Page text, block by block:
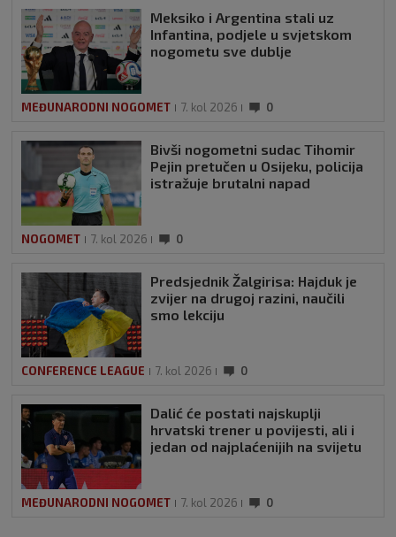
Meksiko i Argentina stali uz
Infantina, podjele u svjetskom
nogometu sve dublje
MEĐUNARODNI NOGOMET 7. kol 2026 0
Bivši nogometni sudac Tihomir
Pejin pretučen u Osijeku, policija
istražuje brutalni napad
NOGOMET 7. kol 2026 0
Predsjednik Žalgirisa: Hajduk je
zvijer na drugoj razini, naučili
smo lekciju
CONFERENCE LEAGUE 7. kol 2026 0
Dalić će postati najskuplji
hrvatski trener u povijesti, ali i
jedan od najplaćenijih na svijetu
MEĐUNARODNI NOGOMET 7. kol 2026 0